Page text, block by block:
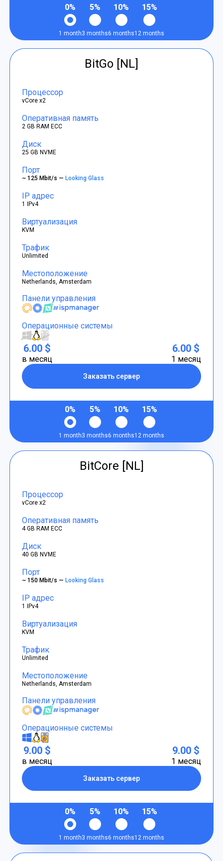
0%
1 month
5%
3 months
10%
6 months
15%
12 months
BitGo [NL]
Процессор
vCore x2
Оперативная память
2 GB RAM ECC
Диск
25 GB NVME
Порт
~ 125 Mbit/s —Looking Glass
IP адрес
1 IPv4
Виртуализация
KVM
Трафик
Unlimited
Местоположение
Netherlands, Amsterdam
Панели управления
Операционные системы
6.00 $
в месяц
Заказать сервер
6.00 $
1 месяц
0%
1 month
5%
3 months
10%
6 months
15%
12 months
BitCore [NL]
Процессор
vCore x2
Оперативная память
4 GB RAM ECC
Диск
40 GB NVME
Порт
~ 150 Mbit/s —Looking Glass
IP адрес
1 IPv4
Виртуализация
KVM
Трафик
Unlimited
Местоположение
Netherlands, Amsterdam
Панели управления
Операционные системы
9.00 $
в месяц
Заказать сервер
9.00 $
1 месяц
0%
1 month
5%
3 months
10%
6 months
15%
12 months